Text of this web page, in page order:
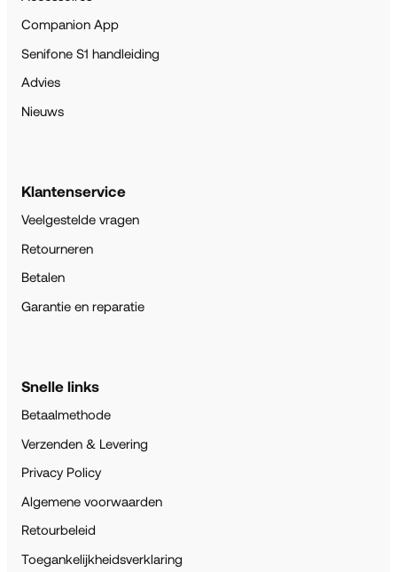
Companion App
Senifone S1 handleiding
Advies
Nieuws
Klantenservice
Veelgestelde vragen
Retourneren
Betalen
Garantie en reparatie
Snelle links
Betaalmethode
Verzenden & Levering
Privacy Policy
Algemene voorwaarden
Retourbeleid
Toegankelijkheidsverklaring